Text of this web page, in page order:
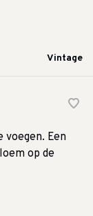
Vintage
voegen. Een
op de